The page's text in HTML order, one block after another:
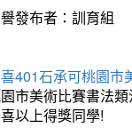
發布者：訓育組
401石承可桃園市
市美術比賽書法
以上得獎同學!